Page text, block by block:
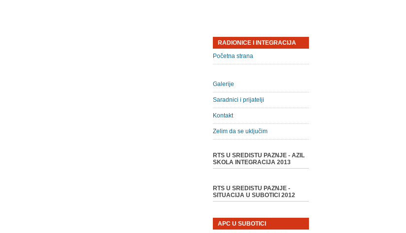
RADIONICE I INTEGRACIJA
Početna strana
Galerije
Saradnici i prijatelji
Kontakt
Zelim da se uključim
RTS U SREDISTU PAZNJE - AZIL
SKOLA INTEGRACIJA 2013
RTS U SREDISTU PAZNJE -
SITUACIJA U SUBOTICI 2012
APC U SUBOTICI